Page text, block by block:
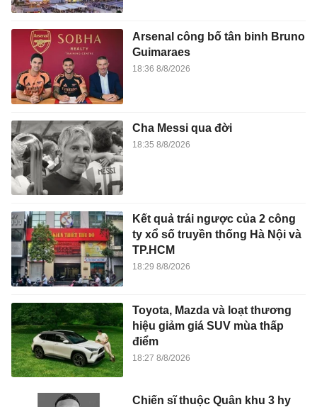
Arsenal công bố tân binh Bruno
Guimaraes
18:36 8/8/2026
Cha Messi qua đời
18:35 8/8/2026
Kết quả trái ngược của 2 công
ty xổ số truyền thống Hà Nội và
TP.HCM
18:29 8/8/2026
Toyota, Mazda và loạt thương
hiệu giảm giá SUV mùa thấp
điểm
18:27 8/8/2026
Chiến sĩ thuộc Quân khu 3 hy